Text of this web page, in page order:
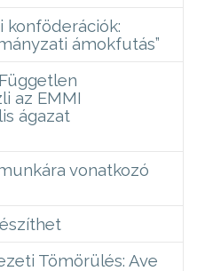
konföderációk:
ámokfutás”
az EMMI
ágazat
vonatkozó
Tömörülés: Ave